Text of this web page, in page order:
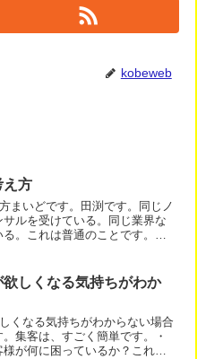
kobeweb
え方
まいどです。田渕です。同じノ
ルを受けている。同じ業界な
。これは普通のことです。残
しくなる気持ちがわか
くなる気持ちがわからない場合
集客は、すごく簡単です。・
が何に困っているか？これを